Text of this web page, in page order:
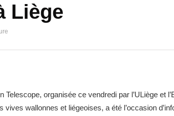
Liège
Telescope, organisée ce vendredi par l’ULiège et
wallonnes et liégeoises, a été l’occasion